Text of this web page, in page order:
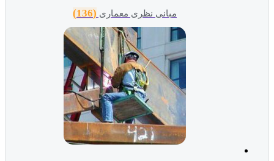
مبانی نظری معماری (136)